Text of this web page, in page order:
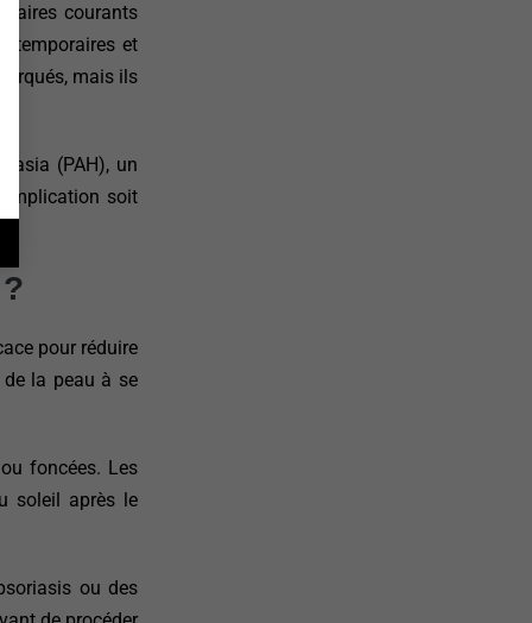
courants
temporaires et
mais ils
(PAH), un
soit
pour réduire
la peau à se
foncées. Les
soleil après le
ou des